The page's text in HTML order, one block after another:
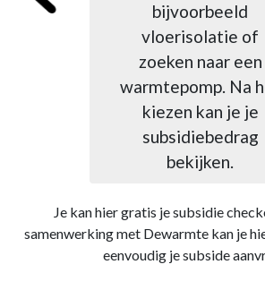
bijvoorbeeld
vloerisolatie of
zoeken naar een
warmtepomp. Na
kiezen kan je je
subsidiebedrag
bekijken.
Je kan hier gratis je subsidie
samenwerking met Dewarmte kan je
eenvoudig je subside